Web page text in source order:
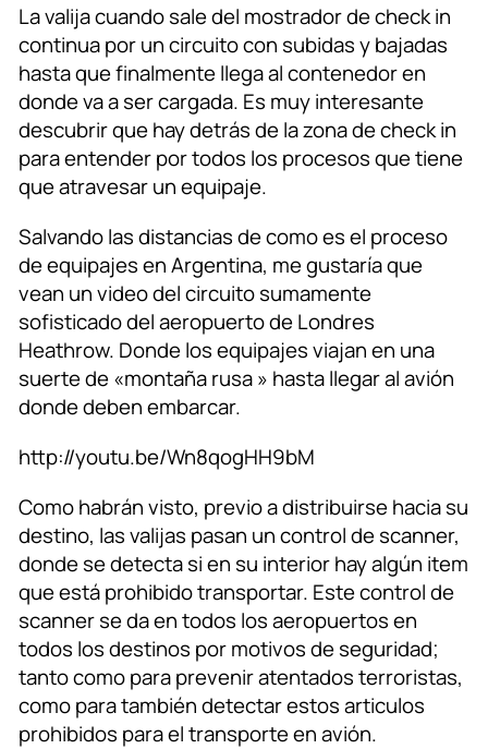
La valija cuando sale del mostrador de check in
continua por un circuito con subidas y bajadas
hasta que finalmente llega al contenedor en
donde va a ser cargada. Es muy interesante
descubrir que hay detrás de la zona de check in
para entender por todos los procesos que tiene
que atravesar un equipaje.
Salvando las distancias de como es el proceso
de equipajes en Argentina, me gustaría que
vean un video del circuito sumamente
sofisticado del aeropuerto de Londres
Heathrow. Donde los equipajes viajan en una
suerte de «montaña rusa » hasta llegar al avión
donde deben embarcar.
http://youtu.be/Wn8qogHH9bM
Como habrán visto, previo a distribuirse hacia su
destino, las valijas pasan un control de scanner,
donde se detecta si en su interior hay algún item
que está prohibido transportar. Este control de
scanner se da en todos los aeropuertos en
todos los destinos por motivos de seguridad;
tanto como para prevenir atentados terroristas,
como para también detectar estos articulos
prohibidos para el transporte en avión.